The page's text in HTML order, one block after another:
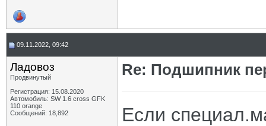
09.11.2022, 09:42
Ладовоз
Продвинутый
Регистрация: 15.08.2020
Автомобиль: SW 1.6 cross GFK
110 orange
Сообщений: 18,892
Re: Подшипник
Если